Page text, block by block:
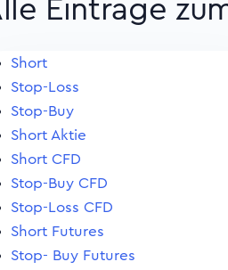
Eintrage
Short
Stop-Loss
Stop-Buy
Short Aktie
Short CFD
Stop-Buy CFD
Stop-Loss CFD
Short Futures
Stop- Buy Futures